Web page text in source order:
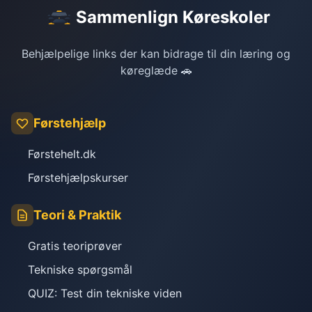
Sammenlign Køreskoler
Behjælpelige links der kan bidrage til din læring og
køreglæde 🚗
Førstehjælp
Førstehelt.dk
Førstehjælpskurser
Teori & Praktik
Gratis teoriprøver
Tekniske spørgsmål
QUIZ: Test din tekniske viden